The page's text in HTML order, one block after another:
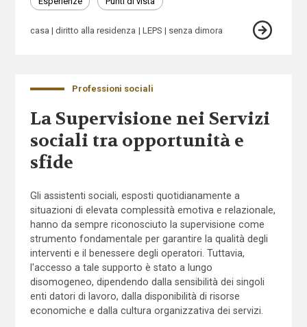
casa diritto alla residenza LEPS senza dimora
Professioni sociali
La Supervisione nei Servizi
sociali tra opportunità e
sfide
Gli assistenti sociali, esposti quotidianamente a
situazioni di elevata complessità emotiva e relazionale,
hanno da sempre riconosciuto la supervisione come
strumento fondamentale per garantire la qualità degli
interventi e il benessere degli operatori. Tuttavia,
l'accesso a tale supporto è stato a lungo
disomogeneo, dipendendo dalla sensibilità dei singoli
enti datori di lavoro, dalla disponibilità di risorse
economiche e dalla cultura organizzativa dei servizi.